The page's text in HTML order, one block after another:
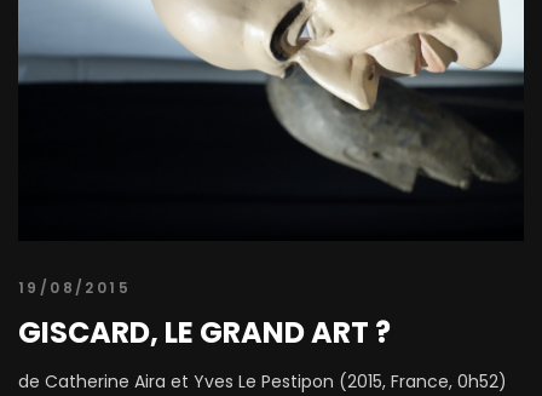
19/08/2015
GISCARD, LE GRAND ART ?
de Catherine Aira et Yves Le Pestipon (2015, France, 0h52)